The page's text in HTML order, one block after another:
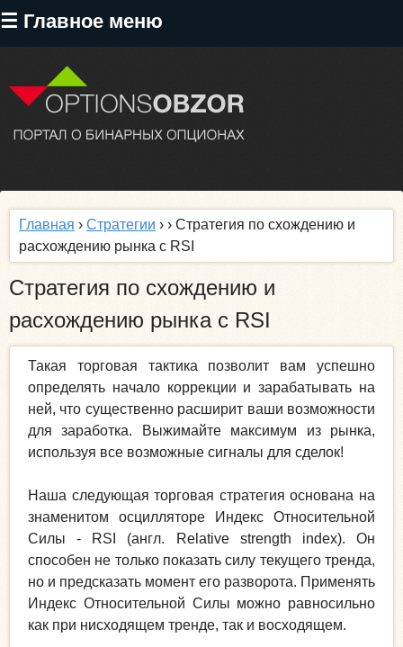
☰ Главное меню
Перейти
содержанию
Главная › Стратегии › › Стратегия по схождению и
расхождению рынка с RSI
Стратегия по схождению и
расхождению рынка с RSI
Такая торговая тактика позволит вам успешно
определять начало коррекции и зарабатывать на
ней, что существенно расширит ваши возможности
для заработка. Выжимайте максимум из рынка,
используя все возможные сигналы для сделок!
Наша следующая торговая стратегия основана на
знаменитом осцилляторе Индекс Относительной
Силы - RSI (англ. Relative strength index). Он
способен не только показать силу текущего тренда,
но и предсказать момент его разворота. Применять
Индекс Относительной Силы можно равносильно
как при нисходящем тренде, так и восходящем.